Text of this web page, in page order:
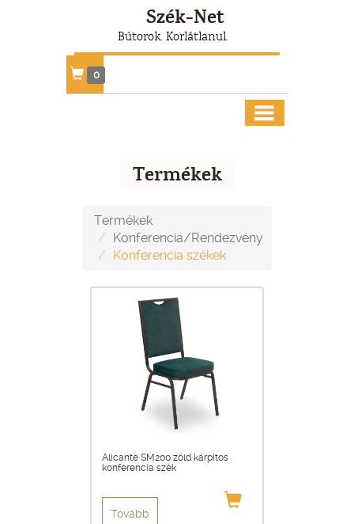
Szék-Net
Bútorok. Korlátlanul.
0
Termékek
Termékek
Konferencia/Rendezvény
Konferencia székek
Alicante SM200 zöld kárpitos
konferencia szék
Tovább